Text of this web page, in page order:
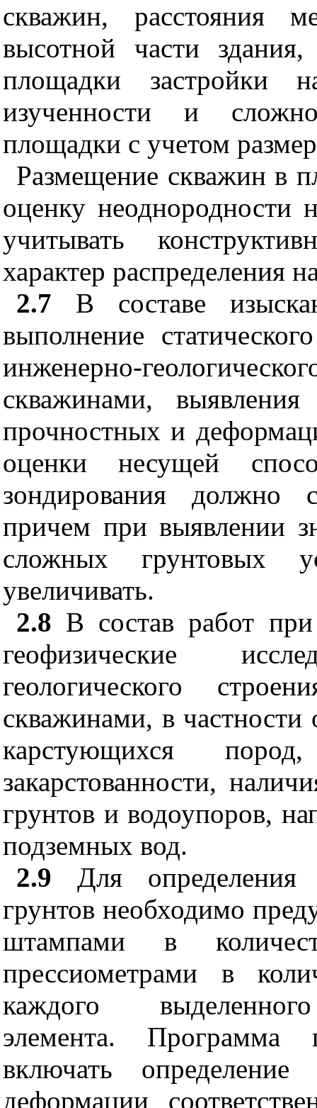
скважин, расстояния
высотной части
площадки застройки
изученности и
площадки с учетом
Размещение скважин в
оценку неоднородности
учитывать
характер распределения
2.7 В составе
выполнение
инженерно-
скважинами,
прочностных и
оценки несущей
зондирования должно
причем при выявлении
сложных грунтовых
увеличивать.
2.8 В состав работ
геофизические
геологического
скважинами, в частности
карстующихся
закарстованности,
грунтов и водоупоров,
подземных вод.
2.9 Для определения
грунтов необходимо
штампами в
прессиометрами в
каждого выделенного
элемента. Программа
включать
деформации